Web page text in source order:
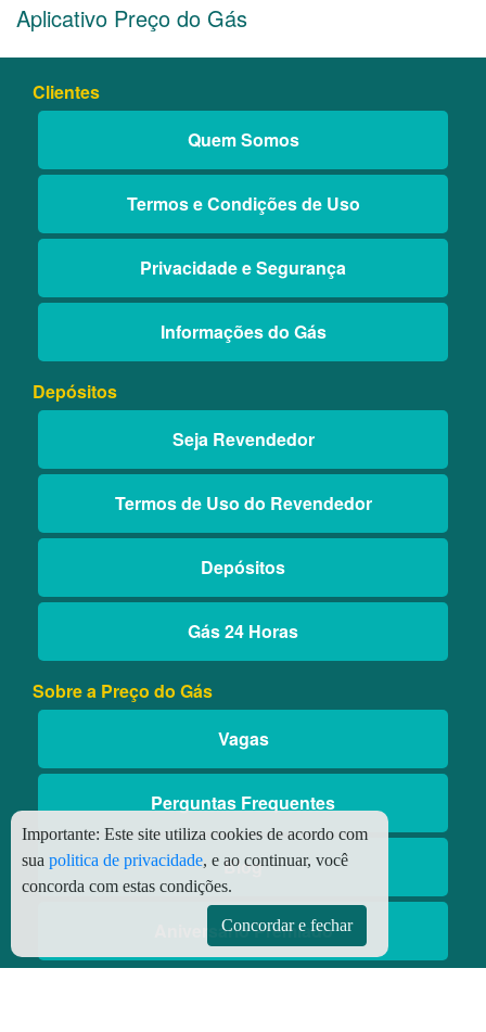
Aplicativo Preço do Gás
Clientes
Quem Somos
Termos e Condições de Uso
Privacidade e Segurança
Informações do Gás
Depósitos
Seja Revendedor
Termos de Uso do Revendedor
Depósitos
Gás 24 Horas
Sobre a Preço do Gás
Vagas
Perguntas Frequentes
Blog
Aniversário Premiado
Importante: Este site utiliza cookies de acordo com
sua politica de privacidade, e ao continuar, você
concorda com estas condições.
Concordar e fechar